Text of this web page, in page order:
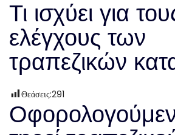
Τι ισχύει για
ελέγχους των
τραπεζικών
Θεάσεις:291